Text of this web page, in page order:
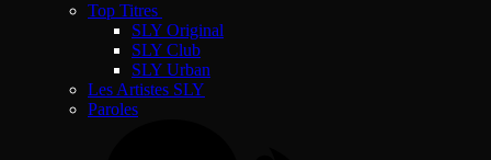
Top Titres
SLY Original
SLY Club
SLY Urban
Les Artistes SLY
Paroles